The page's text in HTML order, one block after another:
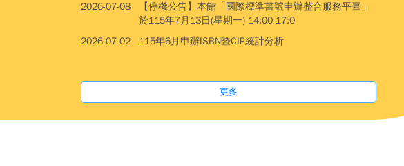
2026-07-08
【停機公告】本館「國際標準書號申辦整合服務平臺」
於115年7月13日(星期一) 14:00-17:0
2026-07-02
115年6月申辦ISBN暨CIP統計分析
更多